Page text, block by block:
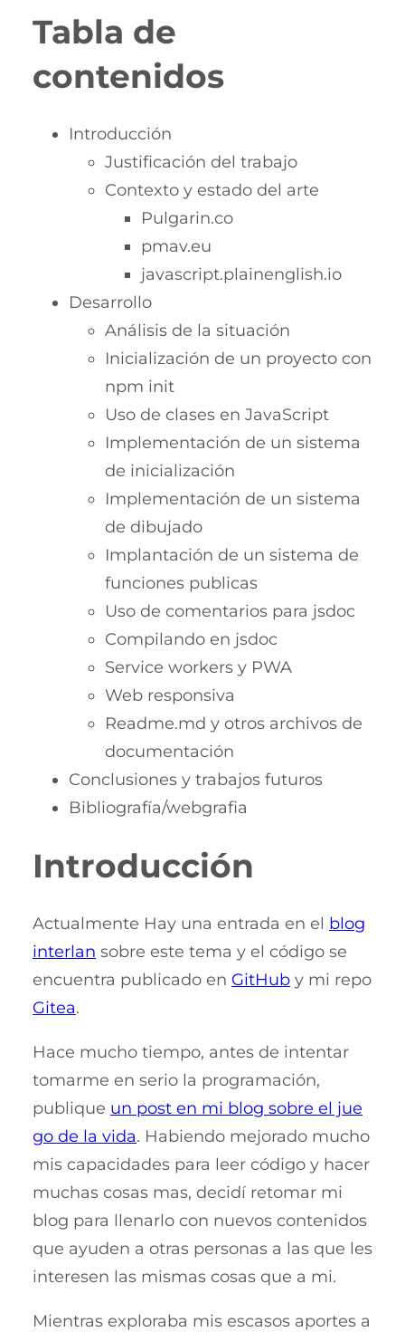
Tabla de
contenidos
Introducción
Justificación del trabajo
Contexto y estado del arte
Pulgarin.co
pmav.eu
javascript.plainenglish.io
Desarrollo
Análisis de la situación
Inicialización de un proyecto con
npm init
Uso de clases en JavaScript
Implementación de un sistema
de inicialización
Implementación de un sistema
de dibujado
Implantación de un sistema de
funciones publicas
Uso de comentarios para jsdoc
Compilando en jsdoc
Service workers y PWA
Web responsiva
Readme.md y otros archivos de
documentación
Conclusiones y trabajos futuros
Bibliografía/webgrafia
Introducción
Actualmente Hay una entrada en el blog
interlan sobre este tema y el código se
encuentra publicado en GitHub y mi repo
Gitea.
Hace mucho tiempo, antes de intentar
tomarme en serio la programación,
publique un post en mi blog sobre el jue
go de la vida. Habiendo mejorado mucho
mis capacidades para leer código y hacer
muchas cosas mas, decidí retomar mi
blog para llenarlo con nuevos contenidos
que ayuden a otras personas a las que les
interesen las mismas cosas que a mi.
Mientras exploraba mis escasos aportes a